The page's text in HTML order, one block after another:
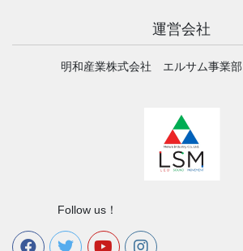
運営会社
明和産業株式会社 エルサム事業部
Follow us！